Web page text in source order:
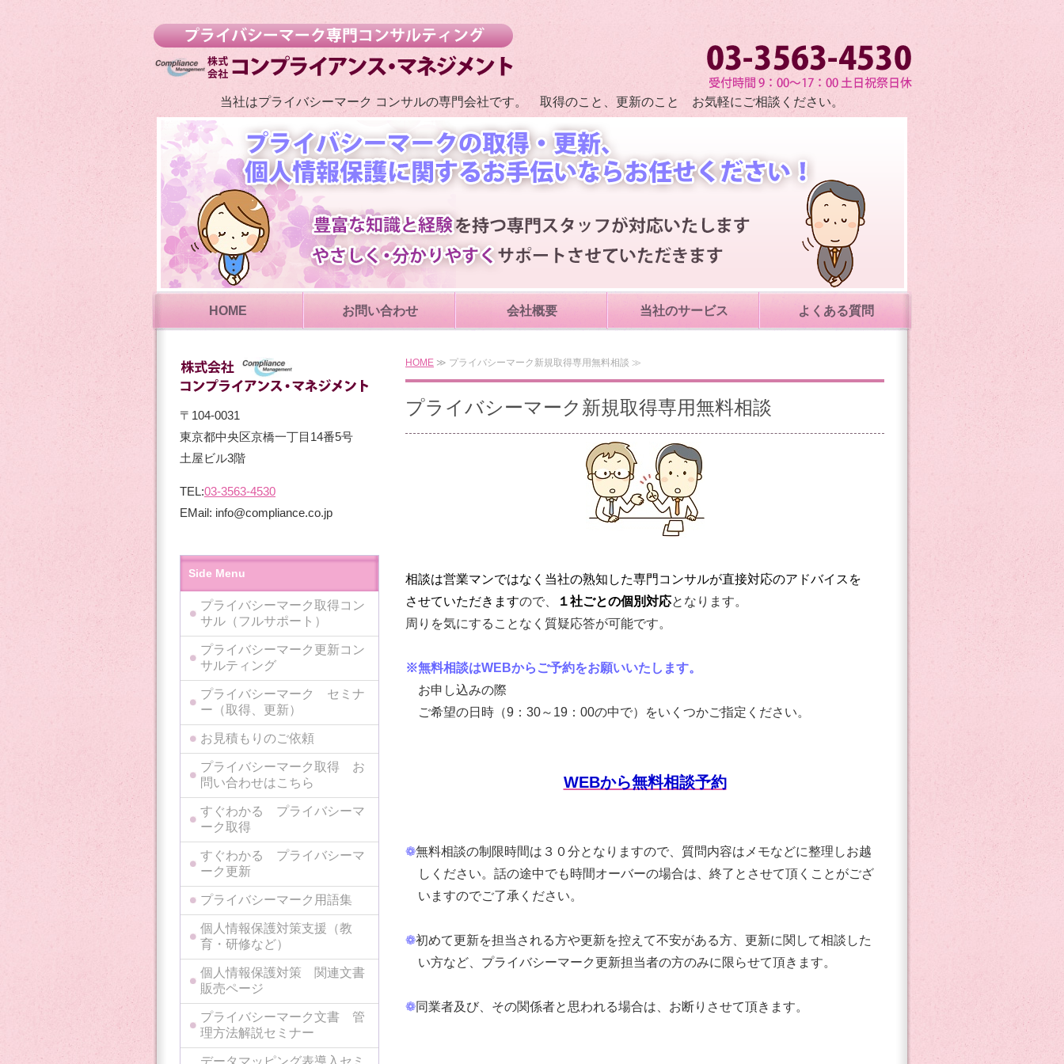
当社はプライバシーマーク コンサルの専門会社です。 取得のこと、更新のこと お気軽にご相談ください。
HOME お問い合わせ 会社概要 当社のサービス よくある質問
HOME ≫ プライバシーマーク新規取得専用無料相談 ≫
プライバシーマーク新規取得専用無料相談
相談は営業マンではなく当社の熟知した専門コンサルが直接対応のアドバイスを
させていただきますので、 １社ごとの個別対応となります。
周りを気にすることなく質疑応答が可能です。
※無料相談はWEBからご予約をお願いいたします。
お申し込みの際
ご希望の日時（9：30～19：00の中で）をいくつかご指定ください。
WEBから無料相談予約
❁無料相談の制限時間は３０分となりますので、質問内容はメモなどに整理しお越
しください。話の途中でも時間オーバーの場合は、終了とさせて頂くことがござ
いますのでご了承ください。
❁初めて更新を担当される方や更新を控えて不安がある方、更新に関して相談した
い方など、プライバシーマーク更新担当者の方のみに限らせて頂きます。
❁同業者及び、その関係者と思われる場合は、お断りさせて頂きます。
〒104-0031
東京都中央区京橋一丁目14番5号
土屋ビル3階
TEL:03-3563-4530
EMail: info@compliance.co.jp
Side Menu
プライバシーマーク取得コン
サル（フルサポート）
プライバシーマーク更新コン
サルティング
プライバシーマーク セミナ
ー（取得、更新）
お見積もりのご依頼
プライバシーマーク取得 お
問い合わせはこちら
すぐわかる プライバシーマ
ーク取得
すぐわかる プライバシーマ
ーク更新
プライバシーマーク用語集
個人情報保護対策支援（教
育・研修など）
個人情報保護対策 関連文書
販売ページ
プライバシーマーク文書 管
理方法解説セミナー
データマッピング表導入セミ